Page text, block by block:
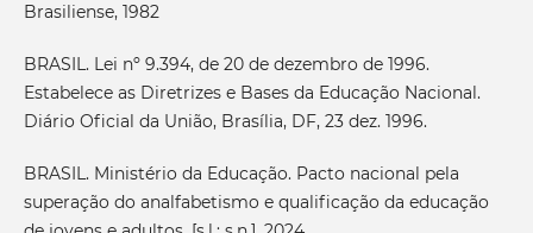
Brasiliense, 1982
BRASIL. Lei nº 9.394, de 20 de dezembro de 1996.
Estabelece as Diretrizes e Bases da Educação Nacional.
Diário Oficial da União, Brasília, DF, 23 dez. 1996.
BRASIL. Ministério da Educação. Pacto nacional pela
superação do analfabetismo e qualificação da educação